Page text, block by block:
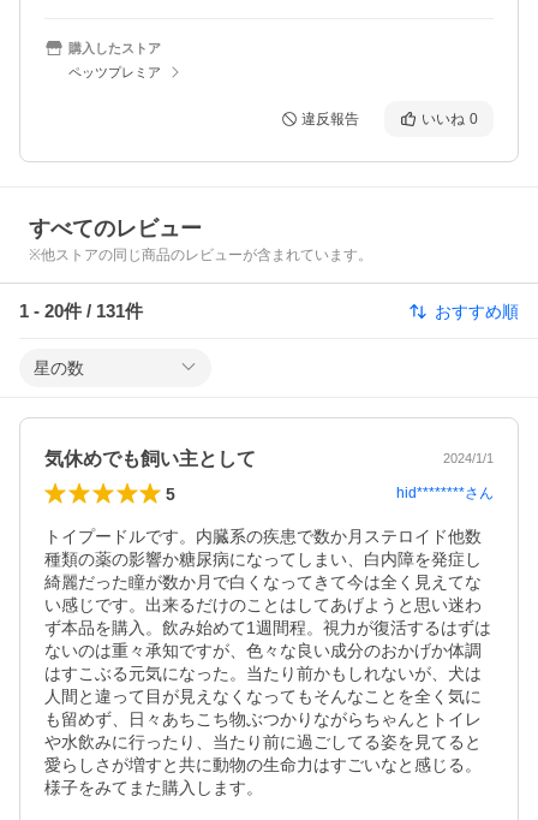
購入したストア
ペッツプレミア
違反報告 いいね 0
すべてのレビュー
※他ストアの同じ商品のレビューが含まれています。
1 - 20件 / 131件 おすすめ順
星の数
気休めでも飼い主として 2024/1/1
5 hid********さん
トイプードルです。内臓系の疾患で数か月ステロイド他数
種類の薬の影響か糖尿病になってしまい、白内障を発症し
綺麗だった瞳が数か月で白くなってきて今は全く見えてな
い感じです。出来るだけのことはしてあげようと思い迷わ
ず本品を購入。飲み始めて1週間程。視力が復活するはずは
ないのは重々承知ですが、色々な良い成分のおかげか体調
はすこぶる元気になった。当たり前かもしれないが、犬は
人間と違って目が見えなくなってもそんなことを全く気に
も留めず、日々あちこち物ぶつかりながらちゃんとトイレ
や水飲みに行ったり、当たり前に過ごしてる姿を見てると
愛らしさが増すと共に動物の生命力はすごいなと感じる。
様子をみてまた購入します。